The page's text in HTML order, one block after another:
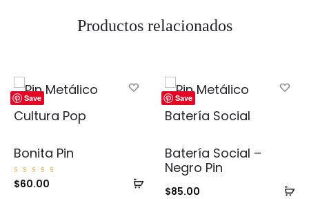
Productos relacionados
Save
Añadir
Bonita Pin
Valorad
o con
$60.00
Save
Batería Social –
Negro Pin
$85.00